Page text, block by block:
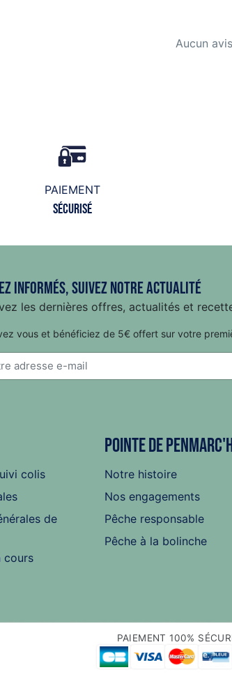
Aucun
PAIEMENT
Sécurisé
informés, suivez notre actualité
les dernières offres, actualités et
vous et bénéficiez de 5€ offert sur votre
colis
de
cours
Pointe de
Notre histoire
Nos engagements
Pêche responsable
Pêche à la bolinche
PAIEMENT 100%